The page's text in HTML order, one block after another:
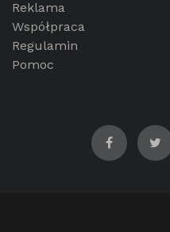
Reklama
Współpraca
Regulamin
Pomoc